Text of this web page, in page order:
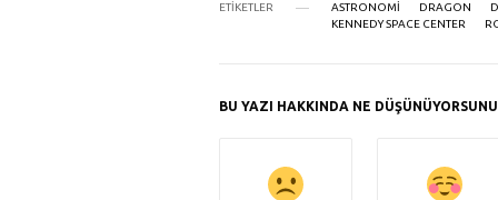
ETIKETLER ASTRONOMI DRAGON
KENNEDY SPACE CENTER
BU YAZI HAKKINDA NE